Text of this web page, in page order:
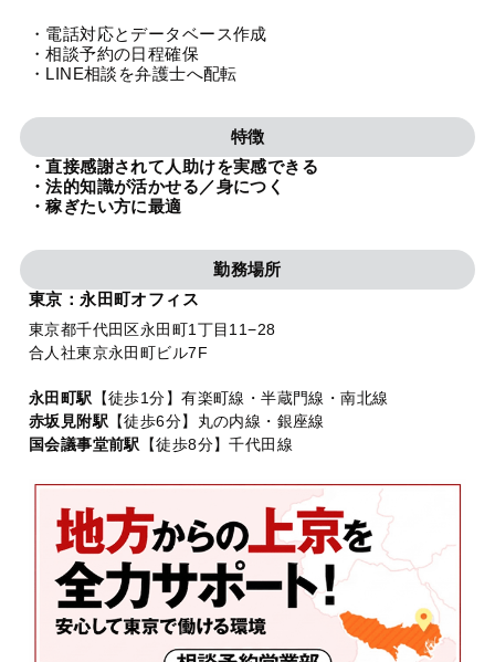
・電話対応とデータベース作成
・相談予約の日程確保
・LINE相談を弁護士へ配転
特徴
・直接感謝されて人助けを実感できる
・法的知識が活かせる／身につく
・稼ぎたい方に最適
勤務場所
東京：永田町オフィス
東京都千代田区永田町1丁目11−28
合人社東京永田町ビル7F
永田町駅 【徒歩1分】有楽町線・半蔵門線・南北線
赤坂見附駅 【徒歩6分】丸の内線・銀座線
国会議事堂前駅
【徒歩8分】千代田線
相談先情報サイト
プライバシーポリシー 利用規約 内部通報
TikTok受賞